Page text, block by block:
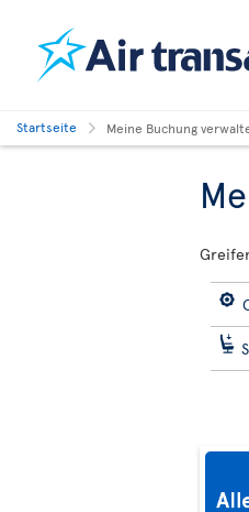
Startseite Meine Buchung